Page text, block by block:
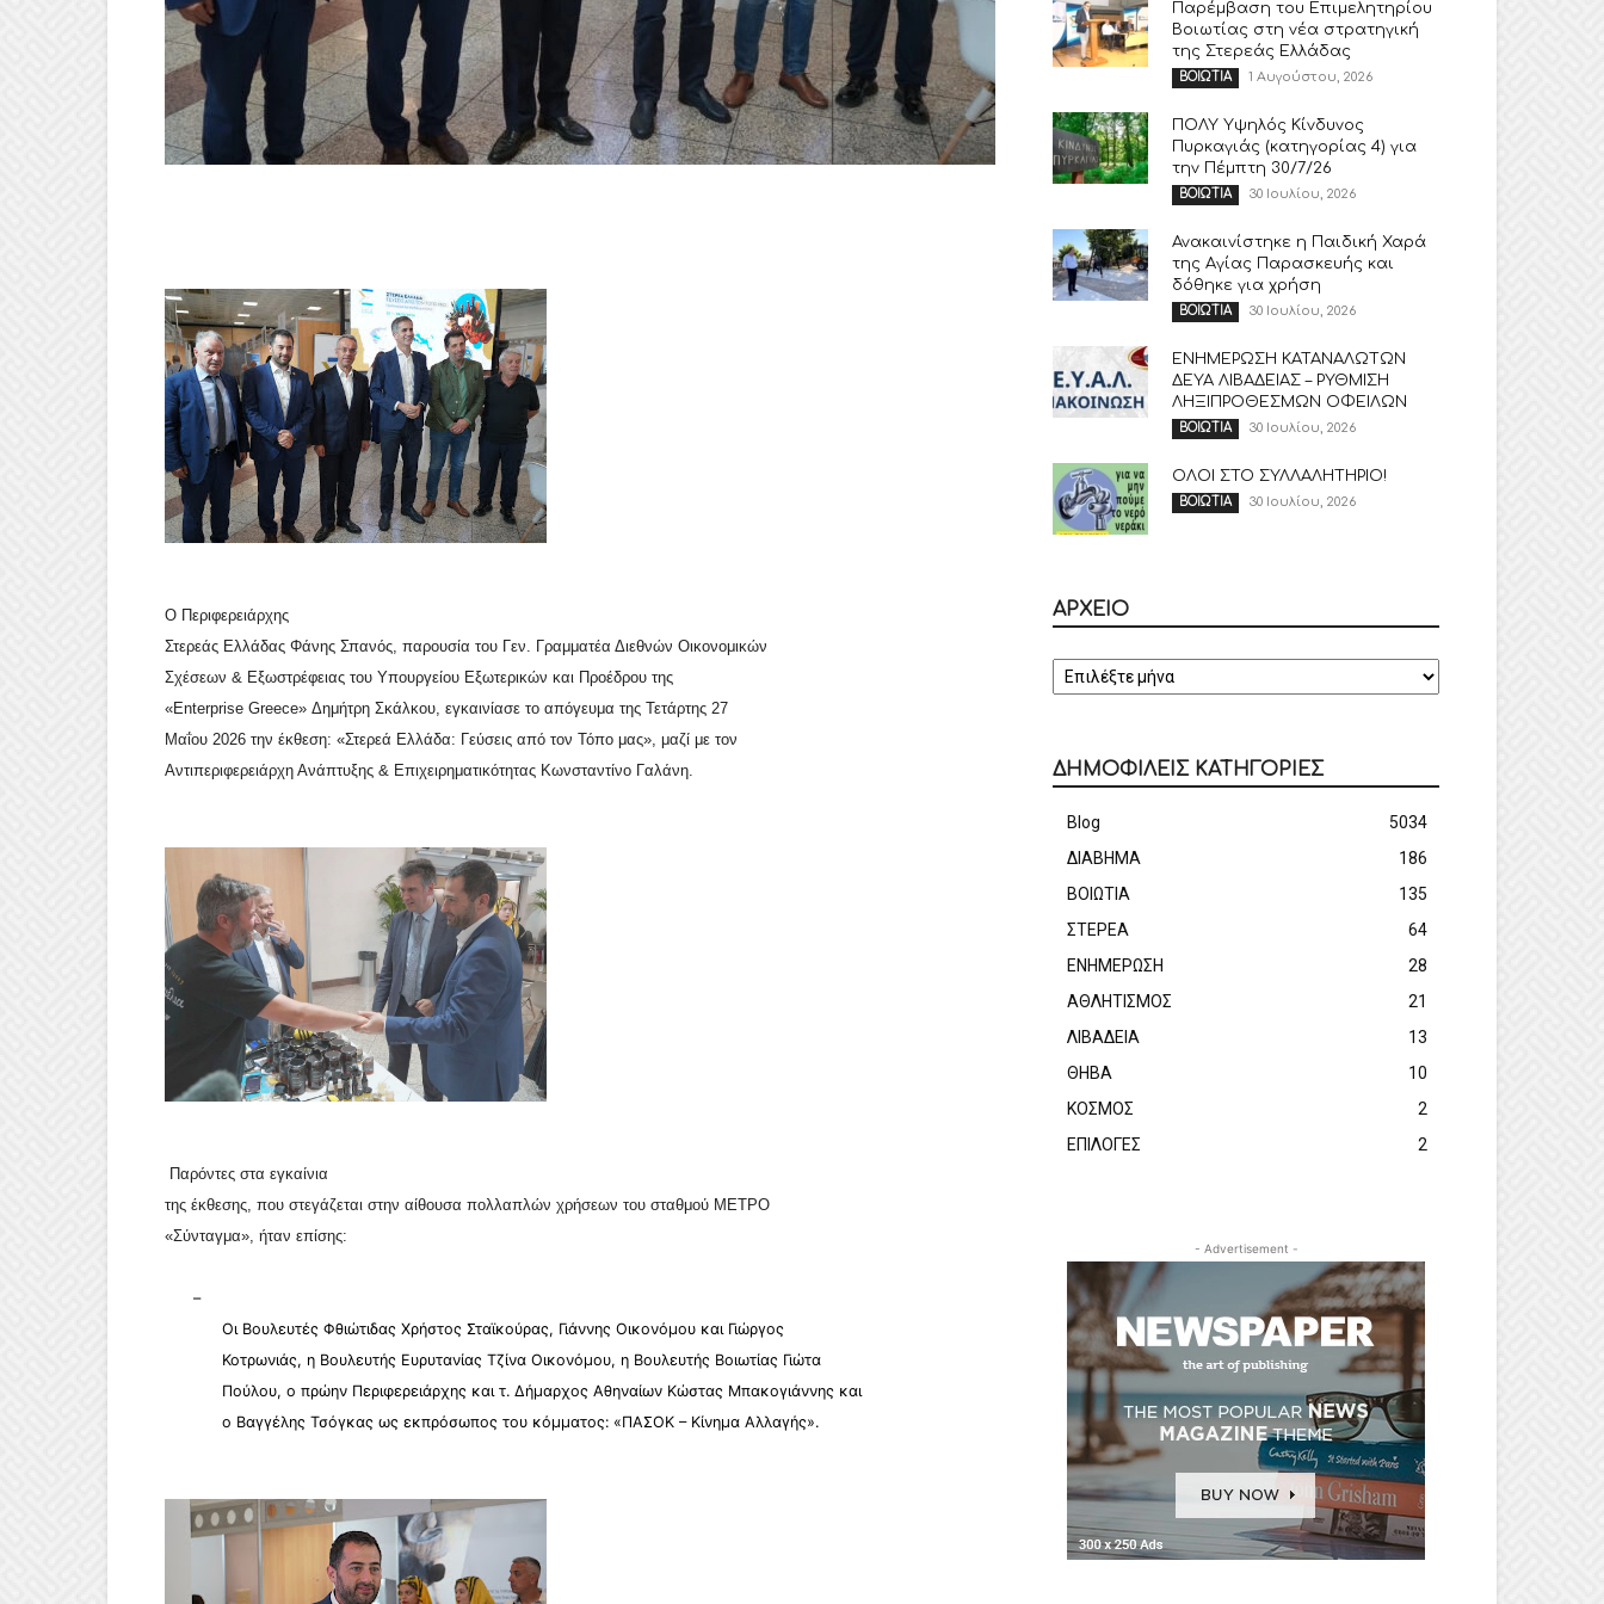
Ο Περιφερειάρχης
Στερεάς Ελλάδας Φάνης Σπανός, παρουσία του Γεν. Γραμματέα Διεθνών Οικονομικών
Σχέσεων & Εξωστρέφειας του Υπουργείου Εξωτερικών και Προέδρου της
«Enterprise Greece» Δημήτρη Σκάλκου, εγκαινίασε το απόγευμα της Τετάρτης 27
Μαΐου 2026 την έκθεση: «Στερεά Ελλάδα: Γεύσεις από τον Τόπο μας», μαζί με τον
Αντιπεριφερειάρχη Ανάπτυξης & Επιχειρηματικότητας Κωνσταντίνο Γαλάνη.
Παρόντες στα εγκαίνια
της έκθεσης, που στεγάζεται στην αίθουσα πολλαπλών χρήσεων του σταθμού ΜΕΤΡΟ
«Σύνταγμα», ήταν επίσης:
–
Οι Βουλευτές Φθιώτιδας Χρήστος Σταϊκούρας, Γιάννης Οικονόμου και Γιώργος
Κοτρωνιάς, η Βουλευτής Ευρυτανίας Τζίνα Οικονόμου, η Βουλευτής Βοιωτίας Γιώτα
Πούλου, ο πρώην Περιφερειάρχης και τ. Δήμαρχος Αθηναίων Κώστας Μπακογιάννης και
ο Βαγγέλης Τσόγκας ως εκπρόσωπος του κόμματος: «ΠΑΣΟΚ – Κίνημα Αλλαγής».
Παρέμβαση του Επιμελητηρίου
Βοιωτίας στη νέα στρατηγική
της Στερεάς Ελλάδας
ΒΟΙΩΤΙΑ 1 Αυγούστου, 2026
ΠΟΛΥ Υψηλός Κίνδυνος
Πυρκαγιάς (κατηγορίας 4) για
την Πέμπτη 30/7/26
ΒΟΙΩΤΙΑ 30 Ιουλίου, 2026
Ανακαινίστηκε η Παιδική Χαρά
της Αγίας Παρασκευής και
δόθηκε για χρήση
ΒΟΙΩΤΙΑ 30 Ιουλίου, 2026
ΕΝΗΜΕΡΩΣΗ ΚΑΤΑΝΑΛΩΤΩΝ
ΔΕΥΑ ΛΙΒΑΔΕΙΑΣ – ΡΥΘΜΙΣΗ
ΛΗΞΙΠΡΟΘΕΣΜΩΝ ΟΦΕΙΛΩΝ
ΒΟΙΩΤΙΑ 30 Ιουλίου, 2026
ΟΛΟΙ ΣΤΟ ΣΥΛΛΑΛΗΤΗΡΙΟ!
ΒΟΙΩΤΙΑ 30 Ιουλίου, 2026
ΑΡΧΕΙΟ
ΔΗΜΟΦΙΛΕΙΣ ΚΑΤΗΓΟΡΙΕΣ
Blog
5034
ΔΙΑΒΗΜΑ
186
ΒΟΙΩΤΙΑ
135
ΣΤΕΡΕΑ
64
ΕΝΗΜΕΡΩΣΗ
28
ΑΘΛΗΤΙΣΜΟΣ
21
ΛΙΒΑΔΕΙΑ
13
ΘΗΒΑ
10
ΚΟΣΜΟΣ
2
ΕΠΙΛΟΓΕΣ
2
- Advertisement -